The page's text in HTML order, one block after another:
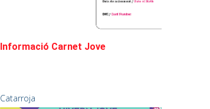
Informació Carnet Jove
Catarroja